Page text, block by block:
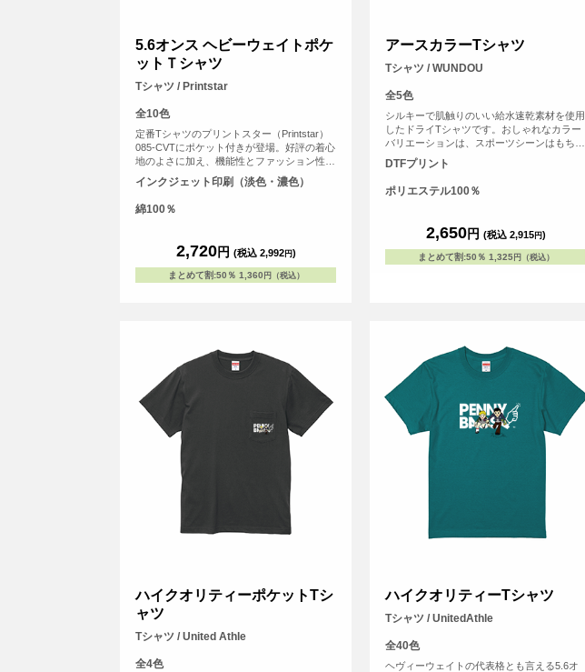
5.6オンス ヘビーウェイトポケ
ットＴシャツ
Tシャツ / Printstar
全10色
定番Tシャツのプリントスター（Printstar）
085-CVTにポケット付きが登場。好評の着心
地のよさに加え、機能性とファッション性を
さらにブラッシュアップ。ポケットにオリジ
ナルのワンポイントプリントを入れればグッ
とおしゃれになります。
インクジェット印刷（淡色・濃色）
綿100％
2,720円 (税込 2,992円)
まとめて割:50％ 1,360 円（税込）
アースカラーTシャツ
Tシャツ / WUNDOU
全5色
シルキーで肌触りのいい給水速乾素材を使用
したドライTシャツです。おしゃれなカラー
バリエーションは、スポーツシーンはもちろ
んのこと、普段使いのTシャツとしてもおす
すめです。
DTFプリント
ポリエステル100％
2,650円 (税込 2,915円)
まとめて割:50％ 1,325円（税込）
ハイクオリティーポケットTシ
ャツ
Tシャツ / United Athle
全4色
ハイクオリティーTシャツ
Tシャツ / UnitedAthle
全40色
ヘヴィーウェイトの代表格とも言える5.6オ